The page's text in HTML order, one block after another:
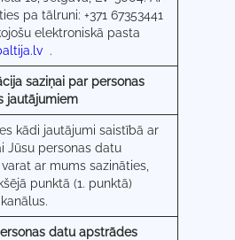
pa tālruni: +371 67353441
elektroniskā pasta
.
saziņai par personas
jautājumiem
kādi jautājumi saistībā ar
Jūsu personas datu
ar mums sazināties,
punktā (1. punktā)
datu apstrādes